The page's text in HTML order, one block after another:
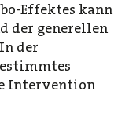
Effektes kann
der generellen
der
Intervention